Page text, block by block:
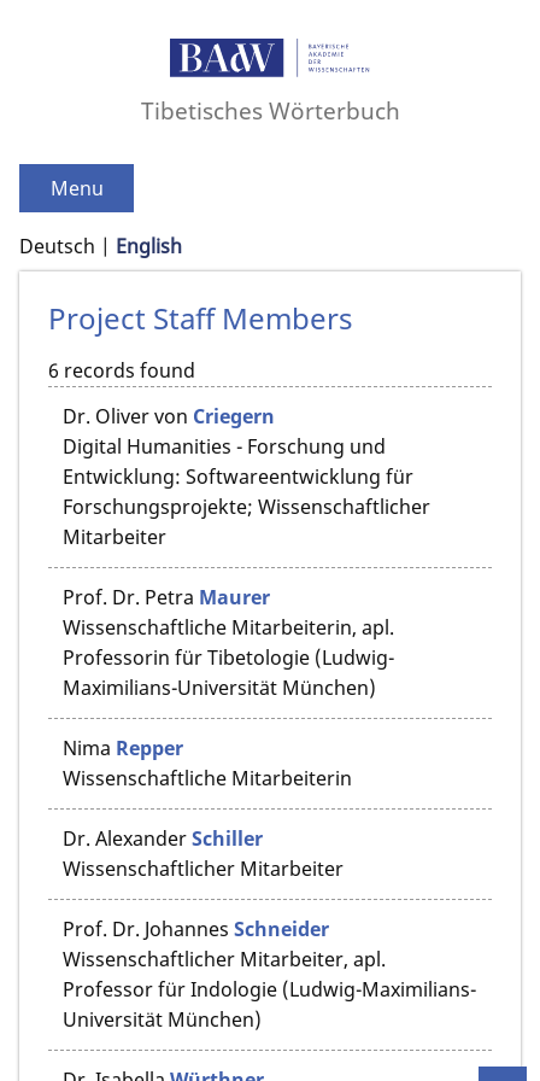
Tibetisches Wörterbuch
Menu
Deutsch English
Project Staff Members
6 records found
Dr. Oliver von Criegern
Digital Humanities - Forschung und
Entwicklung: Softwareentwicklung für
Forschungsprojekte; Wissenschaftlicher
Mitarbeiter
Prof. Dr. Petra Maurer
Wissenschaftliche Mitarbeiterin, apl.
Professorin für Tibetologie (Ludwig-
Maximilians-Universität München)
Nima Repper
Wissenschaftliche Mitarbeiterin
Dr. AlexanderSchiller
Wissenschaftlicher Mitarbeiter
Prof. Dr. Johannes Schneider
Wissenschaftlicher Mitarbeiter, apl.
Professor für Indologie (Ludwig-Maximilians-
Universität München)